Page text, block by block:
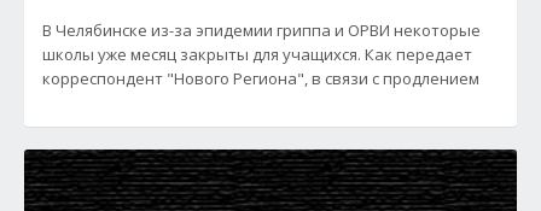
В Челябинске из-за эпидемии гриппа и ОРВИ некоторые
школы уже месяц закрыты для учащихся. Как передает
корреспондент "Нового Региона", в связи с продлением